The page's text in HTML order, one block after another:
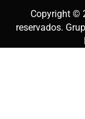
Copyright ©
reservados.